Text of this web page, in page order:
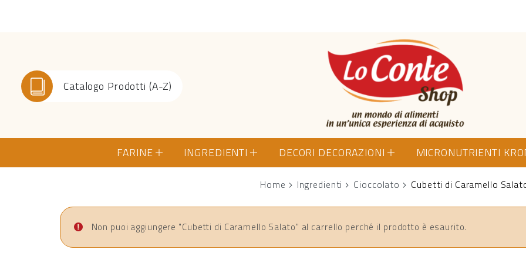
Catalogo Prodotti (A-Z)
Lo Conte Shop
FARINE INGREDIENTI DECORI DECORAZIONI MICRONUTRIENTI
Home Ingredienti Cioccolato Cubetti di Caramello
Non puoi aggiungere "Cubetti di Caramello Salato" al carrello perché il prodotto è esaurito.